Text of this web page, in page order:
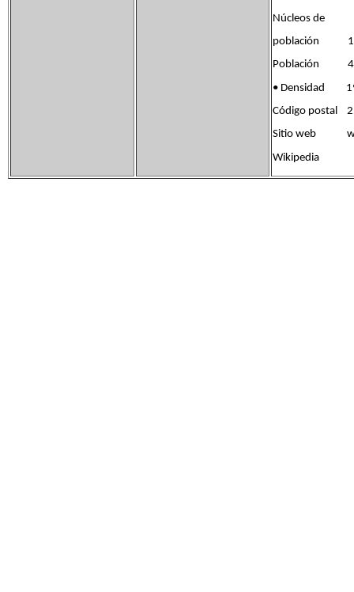
Núcleos de
población 1
Población
• Densidad
Código postal
Sitio web
Wikipedia